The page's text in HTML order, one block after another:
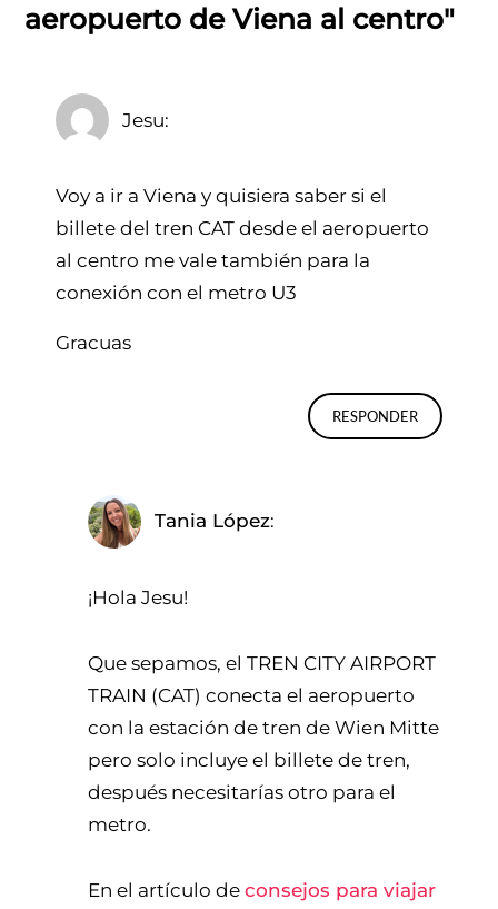
aeropuerto de Viena al centro"
Jesu
Voy a ir a Viena y quisiera saber si el
billete del tren CAT desde el aeropuerto
al centro me vale también para la
conexión con el metro U3
Gracuas
RESPONDER
Tania López
¡Hola Jesu!
Que sepamos, el TREN CITY AIRPORT
TRAIN (CAT) conecta el aeropuerto
con la estación de tren de Wien Mitte
pero solo incluye el billete de tren,
después necesitarías otro para el
metro.
En el artículo de consejos para viajar